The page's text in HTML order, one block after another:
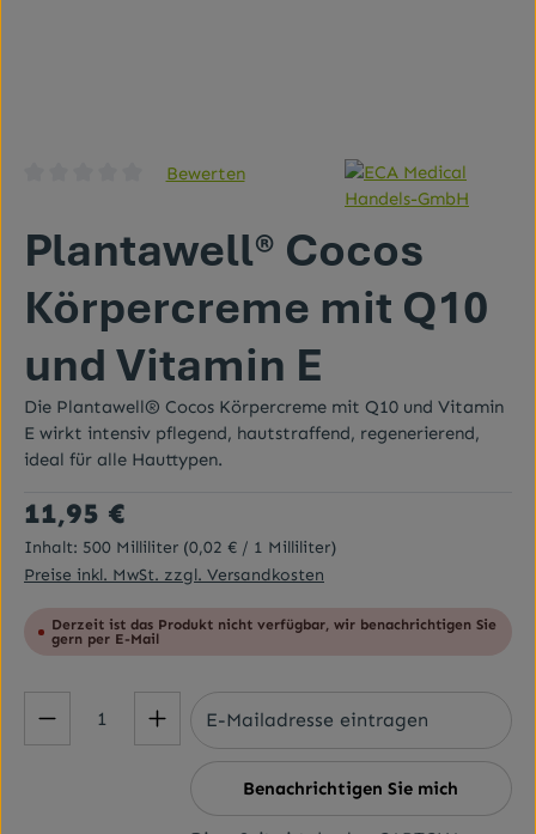
Durchschnittliche Bewertung von 0 von 5 Sternen
Bewerten
Plantawell® Cocos
Körpercreme mit Q10
und Vitamin E
Die Plantawell® Cocos Körpercreme mit Q10 und Vitamin
E wirkt intensiv pflegend, hautstraffend, regenerierend,
ideal für alle Hauttypen.
Regulärer Preis:
11,95 €
Inhalt: 500 Milliliter (0,02 € / 1 Milliliter)
Preise inkl. MwSt. zzgl. Versandkosten
Derzeit ist das Produkt nicht verfügbar, wir benachrichtigen Sie
gern per E-Mail
Benachrichtigen Sie mich